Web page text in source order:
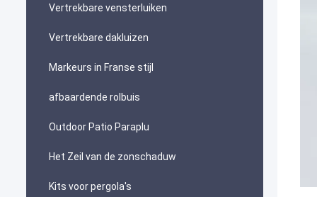
Vertrekbare vensterluiken
Vertrekbare dakluizen
Markeurs in Franse stijl
afbaardende rolbuis
Outdoor Patio Paraplu
Het Zeil van de zonschaduw
Kits voor pergola's